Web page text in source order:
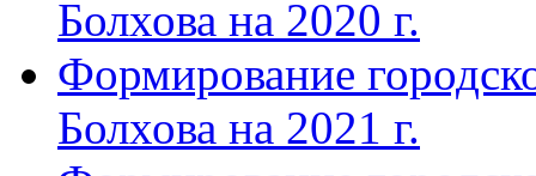
Болхова на 2020 г.
Формирование
Болхова на 2021 г.